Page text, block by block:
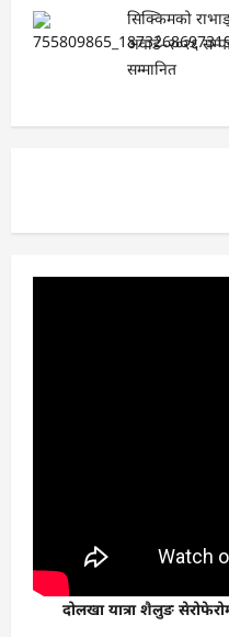
सिक्किमको
अवार्ड–२०२६
सम्मानित
दोलखा यात्रा शैलुङ